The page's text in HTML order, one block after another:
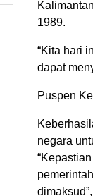
1989.
“Kita hari
dapat
Puspen
negara